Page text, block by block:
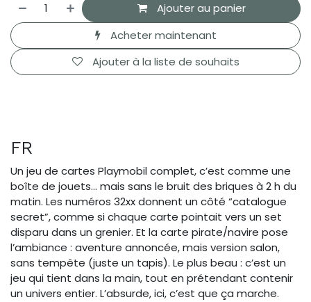
Ajouter au panier
Acheter maintenant
Ajouter à la liste de souhaits
FR
Un jeu de cartes Playmobil complet, c’est comme une
boîte de jouets… mais sans le bruit des briques à 2 h du
matin. Les numéros 32xx donnent un côté “catalogue
secret”, comme si chaque carte pointait vers un set
disparu dans un grenier. Et la carte pirate/navire pose
l’ambiance : aventure annoncée, mais version salon,
sans tempête (juste un tapis). Le plus beau : c’est un
jeu qui tient dans la main, tout en prétendant contenir
un univers entier. L’absurde, ici, c’est que ça marche.